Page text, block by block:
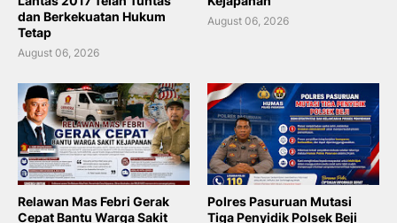
dan Berkekuatan Hukum
Tetap
August 06, 2026
August 06, 2026
Relawan Mas Febri Gerak
Cepat Bantu Warga Sakit
Polres Pasuruan Mutasi
Tiga Penyidik Polsek Beji